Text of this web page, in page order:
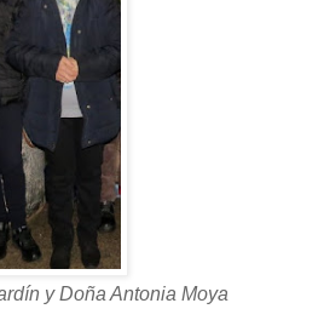
y Doña Antonia Moya